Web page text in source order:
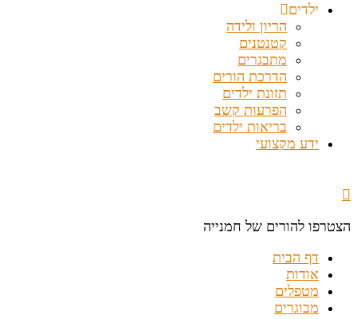
ילדים
הריון ולידה
קטנטנים
מתבגרים
הדרכת הורים
תזונת ילדים
הפרעות קשב
בריאות ילדים
ידע מקצועי
הצטרפו להורים של חמנייה
דף הבית
אודות
מטפלים
מבוגרים